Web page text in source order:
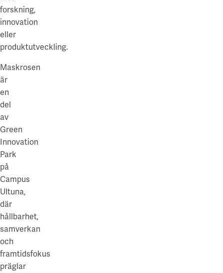
forskning,
innovation
eller
produktutveckling.
Maskrosen
är
en
del
av
Green
Innovation
Park
på
Campus
Ultuna,
där
hållbarhet,
samverkan
och
framtidsfokus
präglar